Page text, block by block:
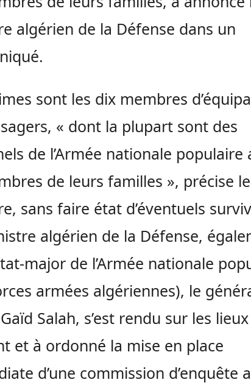
algérien de la Défense dans un
sont les dix membres
« dont la plupart sont des
de l’Armée nationale populaire
de leurs familles », précise le
sans faire état d’éventuels
algérien de la Défense,
major de l’Armée nationale
armées algériennes), le
Salah, s’est rendu sur les
et à ordonné la mise en place
d’une commission d’enquête